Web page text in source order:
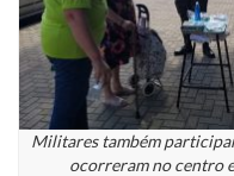
Militares também
ocorreram no centro